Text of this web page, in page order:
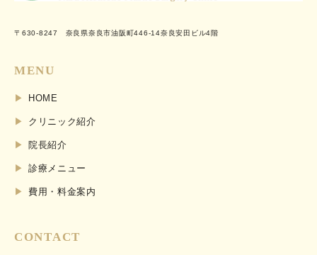
〒630-8247 奈良県奈良市油阪町446-14奈良安田ビル4階
MENU
HOME
クリニック紹介
院長紹介
診療メニュー
費用・料金案内
CONTACT